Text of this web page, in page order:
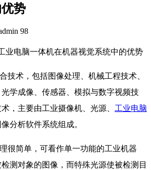
势
98
业电脑一体机在机器视觉系统中的优势
技术，包括图像处理、机械工程技术、
学成像、传感器、模拟与数字视频技
，主要由工业摄像机、光源、 工业电脑
分析软件系统组成。
很简单，可看作单一功能的工业机器
测对象的图像，而特殊光源使被检测目